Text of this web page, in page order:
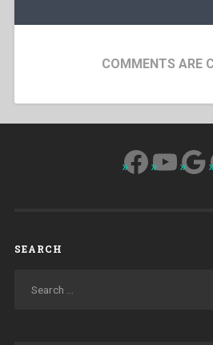
COMMENTS ARE
SEARCH